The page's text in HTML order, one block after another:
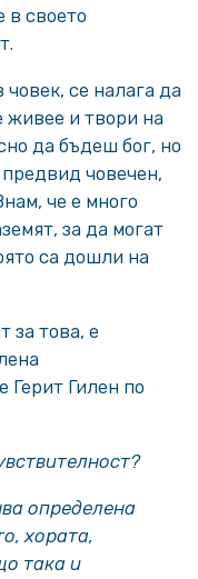
в своето
се налага да
живее и твори на
да бъдеш бог, но
човечен,
че е много
за да могат
са дошли на
за това, е
Герит Гилен по
определена
хората,
така и